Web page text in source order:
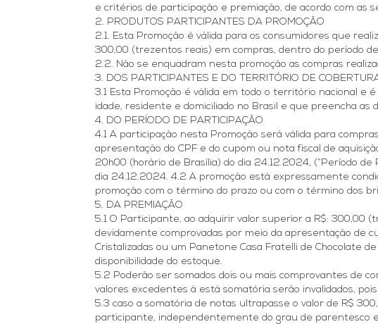
e critérios de participação e premiação, de acordo com as
2. PRODUTOS PARTICIPANTES DA PROMOÇÃO
2.1. Esta Promoção é válida para os consumidores que
300,00 (trezentos reais) em compras, dentro do período
2.2. Não se enquadram nesta promoção as compras
3. DOS PARTICIPANTES E DO TERRITÓRIO DE
3.1 Esta Promoção é válida em todo o território nacional e
idade, residente e domiciliado no Brasil e que preencha
4. DO PERÍODO DE PARTICIPAÇÃO
4.1 A participação nesta Promoção será válida para
apresentação do CPF e do cupom ou nota fiscal de
20h00 (horário de Brasília) do dia 24.12.2024, (“Período
dia 24.12.2024. 4.2 A promoção está expressamente
promoção com o término do prazo ou com o término dos
5. DA PREMIAÇÃO
5.1 O Participante, ao adquirir valor superior a R$: 300,00
devidamente comprovadas por meio da apresentação de
Cristalizadas ou um Panetone Casa Fratelli de Chocolate
disponibilidade do estoque.
5.2 Poderão ser somados dois ou mais comprovantes de
valores excedentes à está somatória serão invalidados,
5.3 caso a somatória de notas ultrapasse o valor de R$
participante, independentemente do grau de parentesco